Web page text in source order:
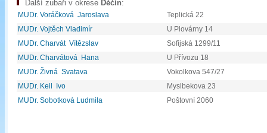
Další zubaři v okrese Děčín:
MUDr. Voráčková Jaroslava
Teplická 22
MUDr. Vojtěch Vladimír
U Plovárny 14
MUDr. Charvát Vítězslav
Sofijská 1299/11
MUDr. Charvátová Hana
U Přívozu 18
MUDr. Živná Svatava
Vokolkova 547/27
MUDr. Keil Ivo
Myslbekova 23
MUDr. Sobotková Ludmila
Poštovní 2060